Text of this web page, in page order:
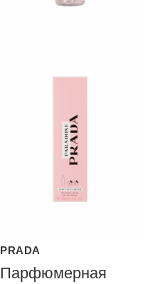
PRADA
Парфюмерная